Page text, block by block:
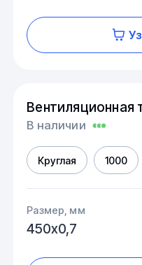
Вентиляционная
В наличии
Круглая 1000
Размер, мм
450х0,7